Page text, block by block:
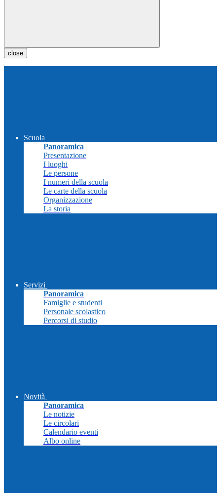
close
Scuola
Panoramica
Presentazione
I luoghi
Le persone
I numeri della scuola
Le carte della scuola
Organizzazione
La storia
Servizi
Panoramica
Famiglie e studenti
Personale scolastico
Percorsi di studio
Novità
Panoramica
Le notizie
Le circolari
Calendario eventi
Albo online